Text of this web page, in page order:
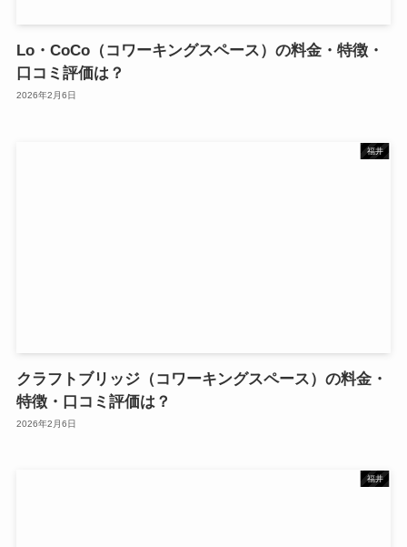
Lo・CoCo（コワーキングスペース）の料金・特徴・
口コミ評価は？
2026年2月6日
福井
クラフトブリッジ（コワーキングスペース）の料金・
特徴・口コミ評価は？
2026年2月6日
福井